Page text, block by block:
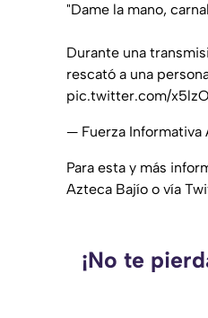
"Dame la mano,
Durante una
rescató a una
pic.twitter.com/
— Fuerza
Para esta y más
Azteca Bajío o vía
¡No te